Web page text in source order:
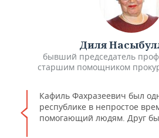
Диля
бывший председатель
старшим помощником
Кафиль Фахразеевич был
республике в непростое
помогающий людям. Друг